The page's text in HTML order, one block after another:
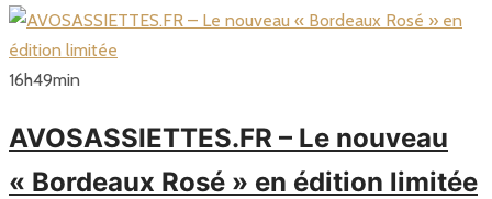
16h49min
AVOSASSIETTES.FR – Le nouveau
« Bordeaux Rosé » en édition limitée